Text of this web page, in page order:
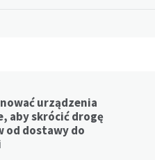
urządzenia
aby skrócić drogę
od dostawy do